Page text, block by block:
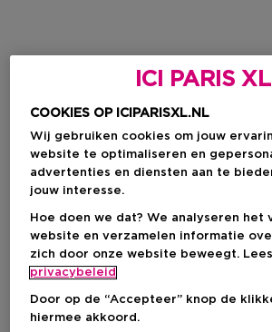
ICI PARIS XL
COOKIES OP ICIPARISXL.NL
Wij gebruiken cookies om jouw
website te optimaliseren en
advertenties en diensten aan te
jouw interesse.
Hoe doen we dat? We analyseren het
website en verzamelen informatie
zich door onze website beweegt.
privacybeleid
Door op de “Accepteer” knop de
hiermee akkoord.